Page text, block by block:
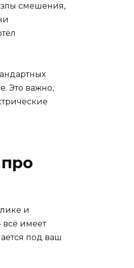
смешения,
Это важно,
и
всё имеет
под ваш